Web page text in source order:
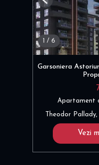
1 / 6
Previous
Garsoniera
Apartament
Theodor
Vezi